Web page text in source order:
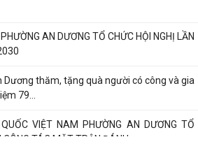
AN DƯƠNG TỔ CHỨC HỘI NGHỊ LẦN
thăm, tặng quà người có công và gia
79...
VIỆT NAM PHƯỜNG AN DƯƠNG TỔ
TÁC MẶT TRẬN ĐÁNH...